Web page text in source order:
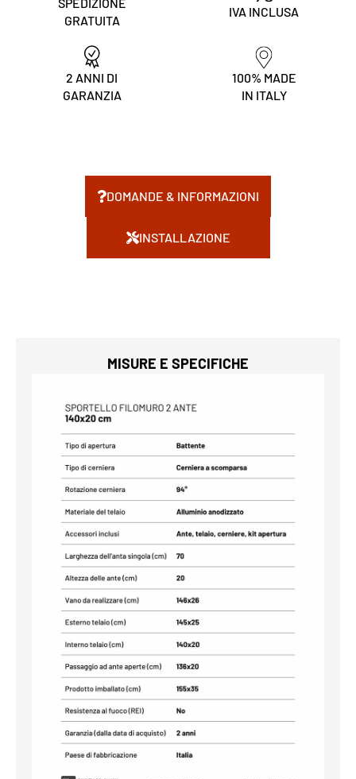
GRATUITA
IVA INCLUSA
2 ANNI DI
GARANZIA
100% MADE
IN ITALY
DOMANDE & INFORMAZIONI
INSTALLAZIONE
MISURE E SPECIFICHE